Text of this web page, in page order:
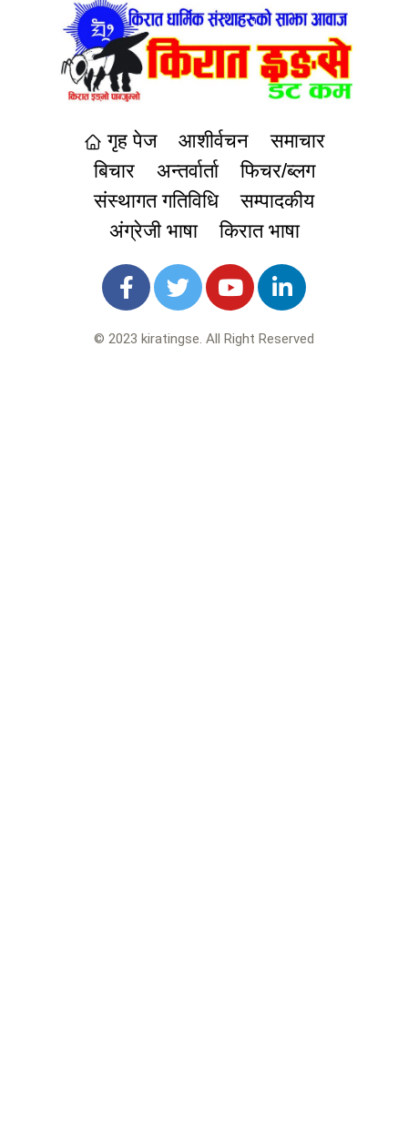
गृह पेज आशीर्वचन
समाचार
बिचार
अन्तर्वार्ता
फिचर/ब्लग
संस्थागत गतिविधि
सम्पादकीय
अंग्रेजी भाषा
किरात भाषा
© 2023 kiratingse. All Right Reserved